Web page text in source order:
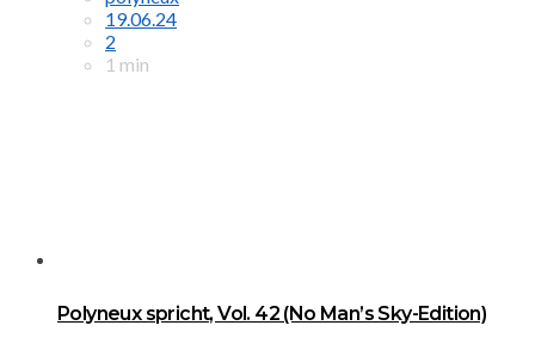
19.06.24
2
1 min
Polyneux spricht, Vol. 42 (No Man’s Sky-Edition)